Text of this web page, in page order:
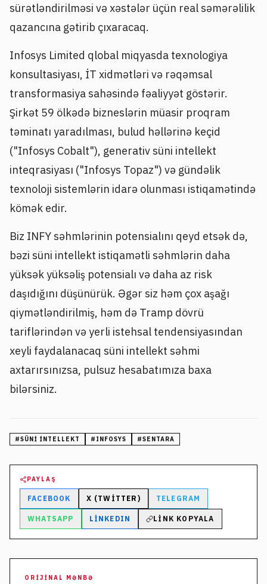
sürətləndirilməsi və xəstələr üçün real səmərəlilik
qazancına gətirib çıxaracaq.
Infosys Limited qlobal miqyasda texnologiya
konsultasiyası, İT xidmətləri və rəqəmsal
transformasiya sahəsində fəaliyyət göstərir.
Şirkət 59 ölkədə bizneslərin müasir proqram
təminatı yaradılması, bulud həllərinə keçid
("Infosys Cobalt"), generativ süni intellekt
inteqrasiyası ("Infosys Topaz") və gündəlik
texnoloji sistemlərin idarə olunması istiqamətində
kömək edir.
Biz INFY səhmlərinin potensialını qeyd etsək də,
bəzi süni intellekt istiqamətli səhmlərin daha
yüksək yüksəliş potensialı və daha az risk
daşıdığını düşünürük. Əgər siz həm çox aşağı
qiymətləndirilmiş, həm də Tramp dövrü
tariflərindən və yerli istehsal tendensiyasından
xeyli faydalanacaq süni intellekt səhmi
axtarırsınızsa, pulsuz hesabatımıza baxa
bilərsiniz.
#SÜNI INTELLEKT # INFOSYS #SENTARA
PAYLAŞ
FACEBOOK X (TWITTER) TELEGRAM
WHATSAPP LINKEDIN LINK KOPYALA
ORIJINAL MƏNBƏ